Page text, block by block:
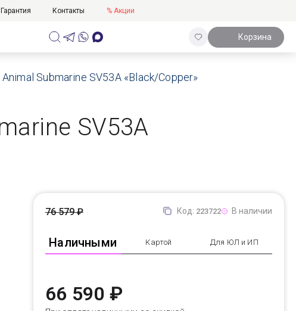
Гарантия Контакты % Акции
Корзина
Submarine SV53A «Black/Copper»
SV53A
Код: 223722 В наличии
Наличными Картой Для ЮЛ и ИП
76 579 ₽
66 590 ₽